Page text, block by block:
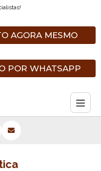
AGORA MESMO
POR WHATSAPP